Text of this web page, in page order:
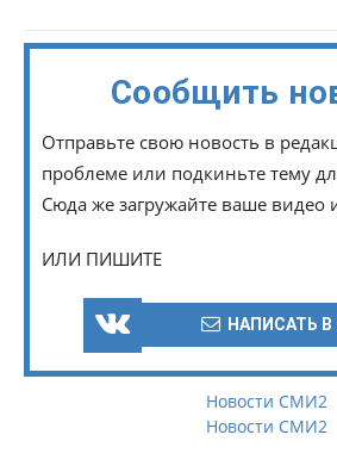
Сообщить
Отправьте свою новость в
проблеме или подкиньте тему
Сюда же загружайте ваше видео
ИЛИ ПИШИТЕ
НАПИСАТЬ
Новости СМИ2
Новости СМИ2